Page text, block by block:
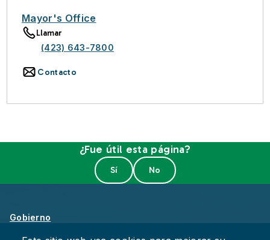
Mayor's Office
Llamar
(423) 643-7800
Contacto
¿Fue útil esta página?
Gobierno
Sobre Chattanooga